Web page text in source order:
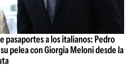
pasaportes a los italianos: Pedro
pelea con Giorgia Meloni desde la